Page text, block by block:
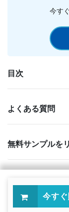
今す
目次
よくある質問
無料サンプルを
今すぐ